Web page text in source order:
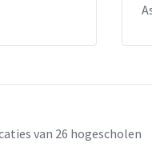
van 26 hogescholen